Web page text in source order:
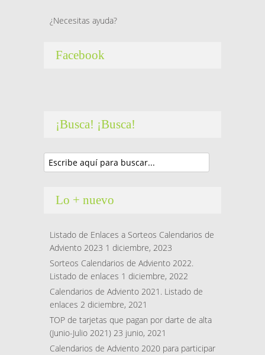
¿Necesitas ayuda?
Facebook
¡Busca! ¡Busca!
Lo + nuevo
Listado de Enlaces a Sorteos Calendarios de
Adviento 2023 1 diciembre, 2023
Sorteos Calendarios de Adviento 2022.
Listado de enlaces 1 diciembre, 2022
Calendarios de Adviento 2021. Listado de
enlaces 2 diciembre, 2021
TOP de tarjetas que pagan por darte de alta
(Junio-Julio 2021) 23 junio, 2021
Calendarios de Adviento 2020 para participar